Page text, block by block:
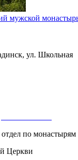
мужской
ул. Школьная
по монастырям
Церкви